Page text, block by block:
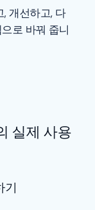
개선하고, 다
로 바꿔 줍니
실제 사용
기